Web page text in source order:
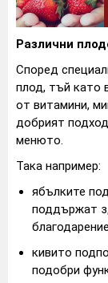
Различни
Според
плод, тъй като
от витамини,
добрият
менюто.
Така например:
ябълките
поддържат
кивито
подобри